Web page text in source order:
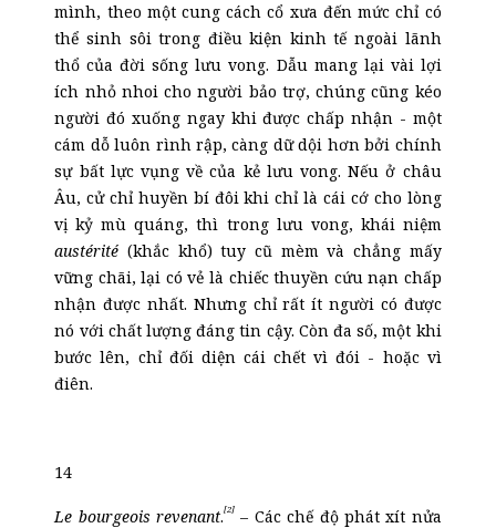
mình, theo một cung cách cổ xưa đến mức chỉ có
thể sinh sôi trong điều kiện kinh tế ngoài lãnh
thổ của đời sống lưu vong. Dẫu mang lại vài lợi
ích nhỏ nhoi cho người bảo trợ, chúng cũng kéo
người đó xuống ngay khi được chấp nhận - một
cám dỗ luôn rình rập, càng dữ dội hơn bởi chính
sự bất lực vụng về của kẻ lưu vong. Nếu ở châu
Âu, cử chỉ huyền bí đôi khi chỉ là cái cớ cho lòng
vị kỷ mù quáng, thì trong lưu vong, khái niệm
austérité (khắc khổ) tuy cũ mèm và chẳng mấy
vững chãi, lại có vẻ là chiếc thuyền cứu nạn chấp
nhận được nhất. Nhưng chỉ rất ít người có được
nó với chất lượng đáng tin cậy. Còn đa số, một khi
bước lên, chỉ đối diện cái chết vì đói - hoặc vì
điên.
14
Le bourgeois revenant.[2] – Các chế độ phát xít nửa